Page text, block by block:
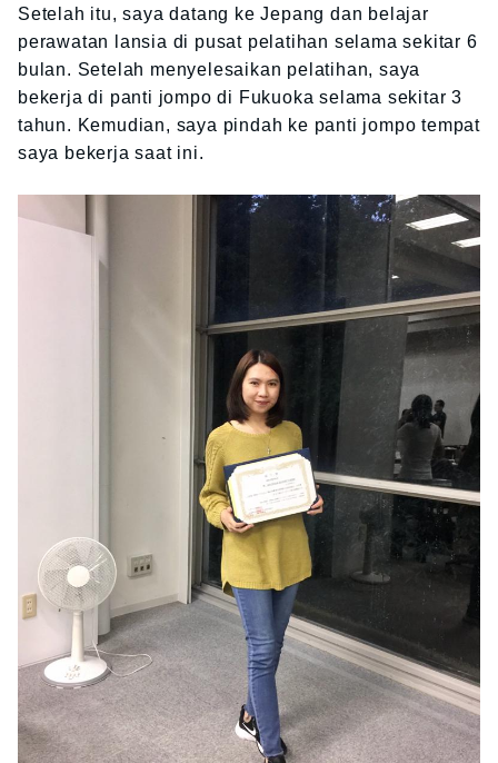
Setelah itu, saya datang ke Jepang dan belajar
perawatan lansia di pusat pelatihan selama sekitar 6
bulan. Setelah menyelesaikan pelatihan, saya
bekerja di panti jompo di Fukuoka selama sekitar 3
tahun. Kemudian, saya pindah ke panti jompo tempat
saya bekerja saat ini.